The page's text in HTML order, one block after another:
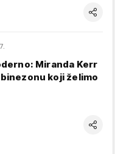
Miranda Kerr
koji želimo